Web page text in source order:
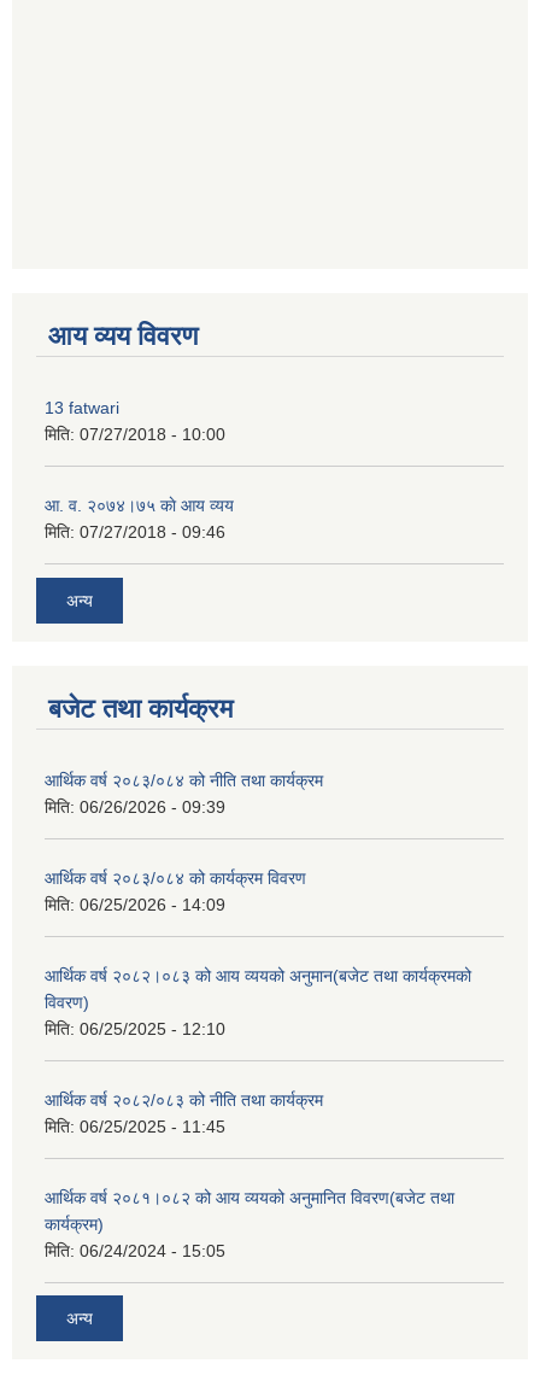
आय व्यय विवरण
13 fatwari
मिति: 07/27/2018 - 10:00
आ‍. व. २०७४।७५ काे आय व्यय
मिति: 07/27/2018 - 09:46
अन्य
बजेट तथा कार्यक्रम
आर्थिक वर्ष २०८३/०८४ को नीति तथा कार्यक्रम
मिति: 06/26/2026 - 09:39
आर्थिक वर्ष २०८३/०८४ को कार्यक्रम विवरण
मिति: 06/25/2026 - 14:09
आर्थिक वर्ष २०८२।०८३ को आय व्ययको अनुमान(बजेट तथा कार्यक्रमको
विवरण)
मिति: 06/25/2025 - 12:10
आर्थिक वर्ष २०८२/०८३ को नीति तथा कार्यक्रम
मिति: 06/25/2025 - 11:45
आर्थिक वर्ष २०८१।०८२ को आय व्ययको अनुमानित विवरण(बजेट तथा
कार्यक्रम)
मिति: 06/24/2024 - 15:05
अन्य